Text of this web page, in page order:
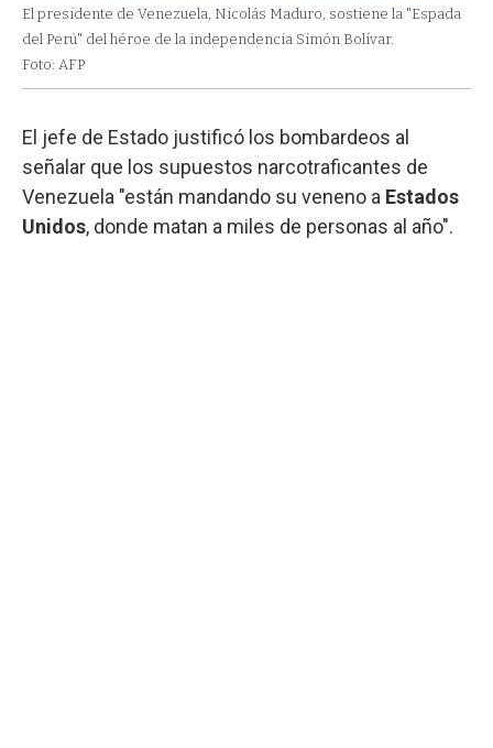
El presidente de Venezuela, Nicolás Maduro, sostiene la "Espada
del Perú" del héroe de la independencia Simón Bolívar.
Foto: AFP
El jefe de Estado justificó los bombardeos al
señalar que los supuestos narcotraficantes de
Venezuela "están mandando su veneno a Estados
Unidos, donde matan a miles de personas al año".